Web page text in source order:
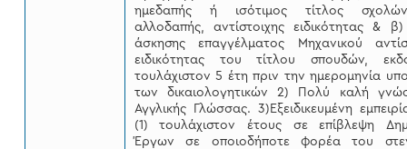
ημεδαπής ή ισότιμος τίτλος
αλλοδαπής, αντίστοιχης ειδικότητας &
άσκησης επαγγέλματος Μηχανικού
ειδικότητας του τίτλου σπουδών,
τουλάχιστον 5 έτη πριν την ημερομηνία
των δικαιολογητικών 2) Πολύ καλή
Αγγλικής Γλώσσας. 3)Εξειδικευμένη
(1) τουλάχιστον έτους σε επίβλεψη
Έργων σε οποιοδήποτε φορέα του